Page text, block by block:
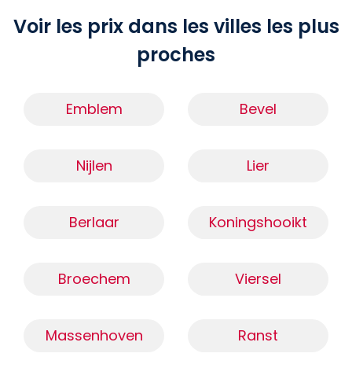
Voir les prix dans les villes les plus
proches
Emblem Bevel
Nijlen Lier
Berlaar Koningshooikt
Broechem Viersel
Massenhoven Ranst